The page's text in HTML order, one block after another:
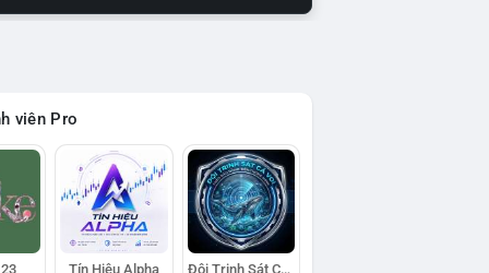
viên Pro
Tín Hiệu Alpha Đội Trinh Sát Cá Voi